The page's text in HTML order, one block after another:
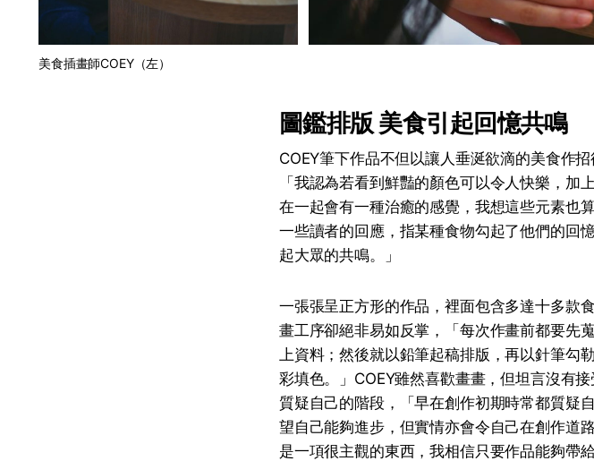
美食插畫師COEY（左）
圖鑑排版 美食引起回憶共鳴
COEY筆下作品不但以讓人垂涎欲滴的美食作
「我認為若看到鮮豔的顏色可以令人快樂，
在一起會有一種治癒的感覺，我想這些元素也
一些讀者的回應，指某種食物勾起了他們的回
起大眾的共鳴。」
一張張呈正方形的作品，裡面包含多達十多款
畫工序卻絕非易如反掌，「每次作畫前都要先
上資料；然後就以鉛筆起稿排版，再以針筆
彩填色。」COEY雖然喜歡畫畫，但坦言沒有
質疑自己的階段，「早在創作初期時常都質疑
望自己能夠進步，但實情亦會令自己在創作道
是一項很主觀的東西，我相信只要作品能夠帶